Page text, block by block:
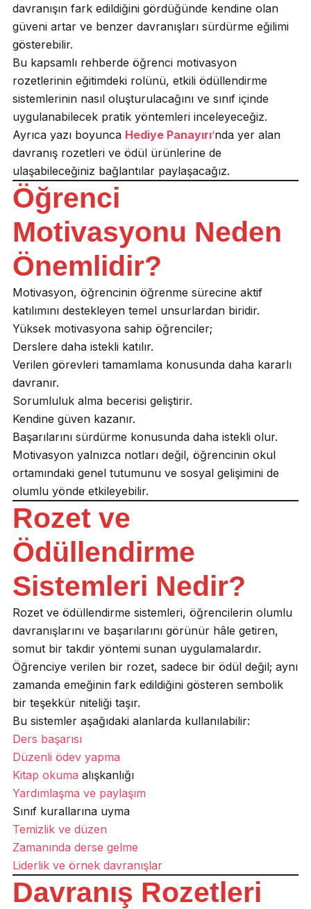
davranışın fark edildiğini gördüğünde kendine olan
güveni artar ve benzer davranışları sürdürme eğilimi
gösterebilir.
Bu kapsamlı rehberde öğrenci motivasyon
rozetlerinin eğitimdeki rolünü, etkili ödüllendirme
sistemlerinin nasıl oluşturulacağını ve sınıf içinde
uygulanabilecek pratik yöntemleri inceleyeceğiz.
Ayrıca yazı boyunca Hediye Panayırı‘nda yer alan
davranış rozetleri ve ödül ürünlerine de
ulaşabileceğiniz bağlantılar paylaşacağız.
Öğrenci
Motivasyonu Neden
Önemlidir?
Motivasyon, öğrencinin öğrenme sürecine aktif
katılımını destekleyen temel unsurlardan biridir.
Yüksek motivasyona sahip öğrenciler;
Derslere daha istekli katılır.
Verilen görevleri tamamlama konusunda daha kararlı
davranır.
Sorumluluk alma becerisi geliştirir.
Kendine güven kazanır.
Başarılarını sürdürme konusunda daha istekli olur.
Motivasyon yalnızca notları değil, öğrencinin okul
ortamındaki genel tutumunu ve sosyal gelişimini de
olumlu yönde etkileyebilir.
Rozet ve
Ödüllendirme
Sistemleri Nedir?
Rozet ve ödüllendirme sistemleri, öğrencilerin olumlu
davranışlarını ve başarılarını görünür hâle getiren,
somut bir takdir yöntemi sunan uygulamalardır.
Öğrenciye verilen bir rozet, sadece bir ödül değil; aynı
zamanda emeğinin fark edildiğini gösteren sembolik
bir teşekkür niteliği taşır.
Bu sistemler aşağıdaki alanlarda kullanılabilir:
Ders başarısı
Düzenli ödev yapma
Kitap okuma alışkanlığı
Yardımlaşma ve paylaşım
Sınıf kurallarına uyma
Temizlik ve düzen
Zamanında derse gelme
Liderlik ve örnek davranışlar
Davranış Rozetleri